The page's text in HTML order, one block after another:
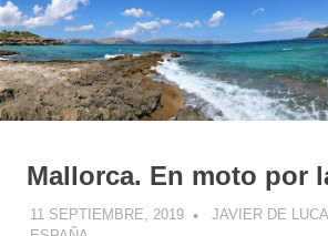
ruedas
Mallorca. En moto por
11 SEPTIEMBRE, 2019 JAVIER DE